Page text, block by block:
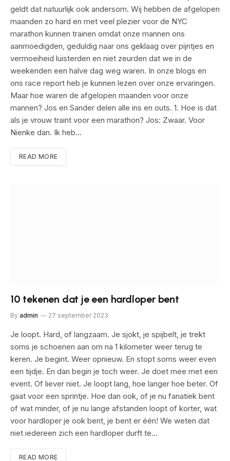
geldt dat natuurlijk ook andersom. Wij hebben de afgelopen
maanden zo hard en met veel plezier voor de NYC
marathon kunnen trainen omdat onze mannen ons
aanmoedigden, geduldig naar ons geklaag over pijntjes en
vermoeiheid luisterden en niet zeurden dat we in de
weekenden een halve dag weg waren. In onze blogs en
ons race report heb je kunnen lezen over onze ervaringen.
Maar hoe waren de afgelopen maanden voor onze
mannen? Jos en Sander delen alle ins en outs. 1. Hoe is dat
als je vrouw traint voor een marathon? Jos: Zwaar. Voor
Nienke dan. Ik heb…
READ MORE
10 tekenen dat je een hardloper bent
By admin 27 september 2023
Je loopt. Hard, of langzaam. Je sjokt, je spijbelt, je trekt
soms je schoenen aan om na 1 kilometer weer terug te
keren. Je begint. Weer opnieuw. En stopt soms weer even
een tijdje. En dan begin je toch weer. Je doet mee met een
event. Of liever niet. Je loopt lang, hoe langer hoe beter. Of
gaat voor een sprintje. Hoe dan ook, of je nu fanatiek bent
of wat minder, of je nu lange afstanden loopt of korter, wat
voor hardloper je ook bent, je bent er één! We weten dat
niet iedereen zich een hardloper durft te…
READ MORE